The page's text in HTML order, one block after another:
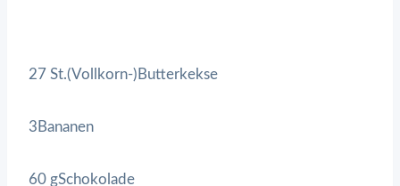
27 St.(Vollkorn-)Butterkekse
3Bananen
60 gSchokolade